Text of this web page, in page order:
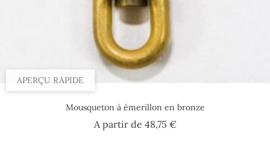
APERÇU RAPIDE
Mousqueton à émerillon en bronze
A partir de 48,75 €Prix